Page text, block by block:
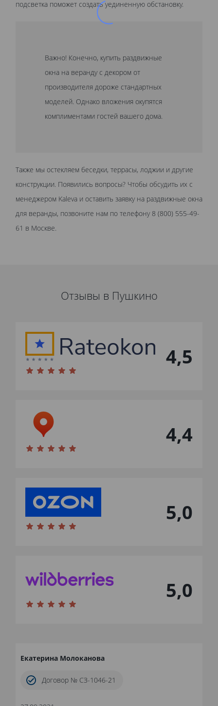
подсветка поможет создать уединенную обстановку.
Важно! Конечно, купить раздвижные
окна на веранду с декором от
производителя дороже стандартных
моделей. Однако вложения окупятся
комплиментами гостей вашего дома.
Также мы остекляем беседки, террасы, лоджии и другие
конструкции. Появились вопросы? Чтобы обсудить их с
менеджером Kaleva и оставить заявку на раздвижные окна
для веранды, позвоните нам по телефону 8 (800) 555-49-
61 в Москве.
Отзывы в Пушкино
4,5
4,4
5,0
5,0
Екатерина Молоканова
Договор № СЗ-1046-21